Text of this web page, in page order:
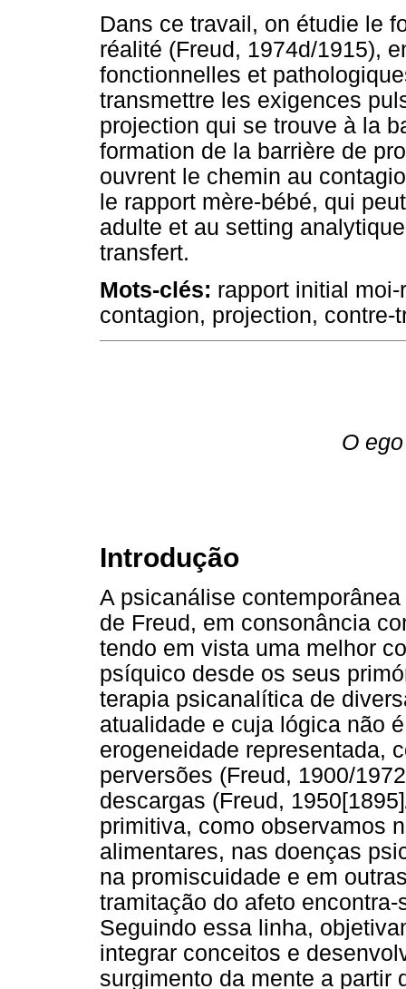
Dans ce travail, on étudie le
réalité (Freud, 1974d/1915),
fonctionnelles et
transmettre les exigences
projection qui se trouve à la
formation de la barrière de
ouvrent le chemin au
le rapport mère-bébé, qui
adulte et au setting
transfert.
Mots-clés: rapport initial
contagion, projection, contre-
O
Introdução
A psicanálise
de Freud, em consonância
tendo em vista uma melhor
psíquico desde os seus
terapia psicanalítica de
atualidade e cuja lógica não
erogeneidade representada,
perversões (Freud, 1900/
descargas (Freud,
primitiva, como observamos
alimentares, nas doenças
na promiscuidade e em
tramitação do afeto
Seguindo essa linha,
integrar conceitos e
surgimento da mente a partir